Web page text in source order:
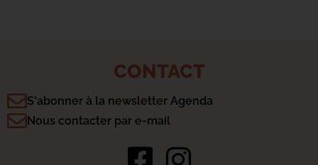
CONTACT
S'abonner à la newsletter Agenda
Nous contacter par e-mail